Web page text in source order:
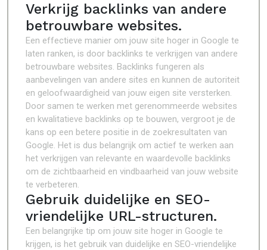
Verkrijg backlinks van andere
betrouwbare websites.
Een effectieve manier om jouw site hoger in Google te
laten ranken, is door backlinks te verkrijgen van andere
betrouwbare websites. Backlinks fungeren als
aanbevelingen van andere sites en kunnen de autoriteit
en geloofwaardigheid van jouw eigen site versterken.
Door samen te werken met gerenommeerde websites
en kwalitatieve backlinks op te bouwen, vergroot je de
kans op een betere positie in de zoekresultaten van
Google. Het is dus belangrijk om actief te werken aan
het verkrijgen van relevante en waardevolle backlinks
om de zichtbaarheid en vindbaarheid van jouw website
te verbeteren.
Gebruik duidelijke en SEO-
vriendelijke URL-structuren.
Een belangrijke tip om jouw site hoger in Google te
krijgen, is het gebruik van duidelijke en SEO-vriendelijke